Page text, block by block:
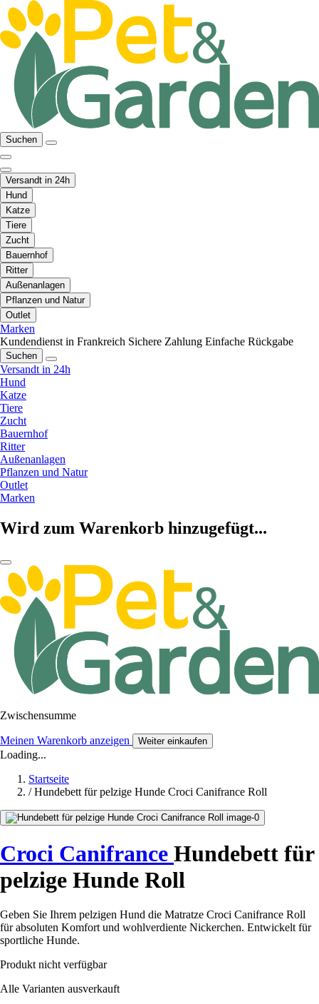
Suchen
Versandt in 24h
Hund
Katze
Tiere
Zucht
Bauernhof
Ritter
Außenanlagen
Pflanzen und Natur
Outlet
Marken
Kundendienst in Frankreich Sichere Zahlung Einfache Rückgabe
Suchen
Versandt in 24h
Hund
Katze
Tiere
Zucht
Bauernhof
Ritter
Außenanlagen
Pflanzen und Natur
Outlet
Marken
Wird zum Warenkorb hinzugefügt...
Zwischensumme
Meinen Warenkorb anzeigen Weiter einkaufen
Loading...
Startseite
/ Hundebett für pelzige Hunde Croci Canifrance Roll
Croci Canifrance Hundebett für
pelzige Hunde Roll
Geben Sie Ihrem pelzigen Hund die Matratze Croci Canifrance Roll
für absoluten Komfort und wohlverdiente Nickerchen. Entwickelt für
sportliche Hunde.
Produkt nicht verfügbar
Alle Varianten ausverkauft